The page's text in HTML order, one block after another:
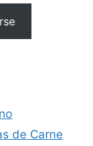
de Carne